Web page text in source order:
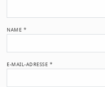
NAME *
E-MAIL-ADRESSE *